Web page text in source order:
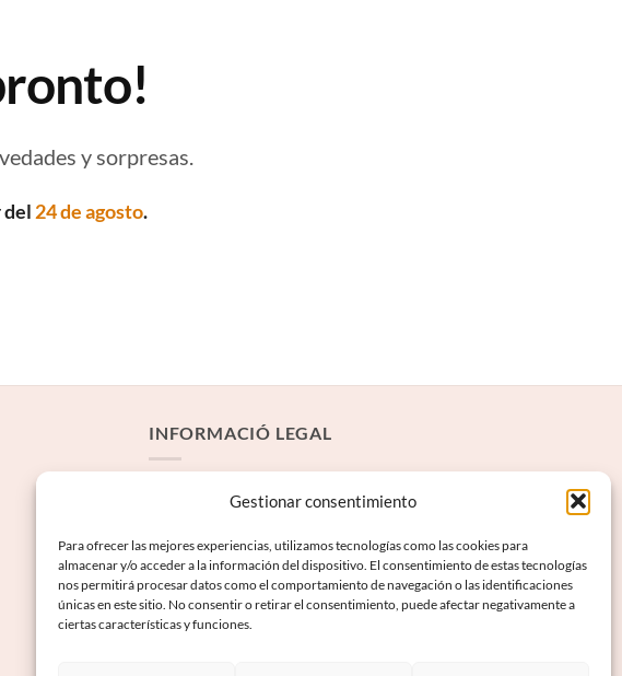
Gestionar consentimiento
Para ofrecer las mejores experiencias, utilizamos tecnologías como las cookies para
almacenar y/o acceder a la información del dispositivo. El consentimiento de estas tecnologías
nos permitirá procesar datos como el comportamiento de navegación o las identificaciones
únicas en este sitio. No consentir o retirar el consentimiento, puede afectar negativamente a
ciertas características y funciones.
y sorpresas.
del 24 de agosto.
INFORMACIÓ LEGAL
Avís Legal
Política de privadesa
Política de galetes